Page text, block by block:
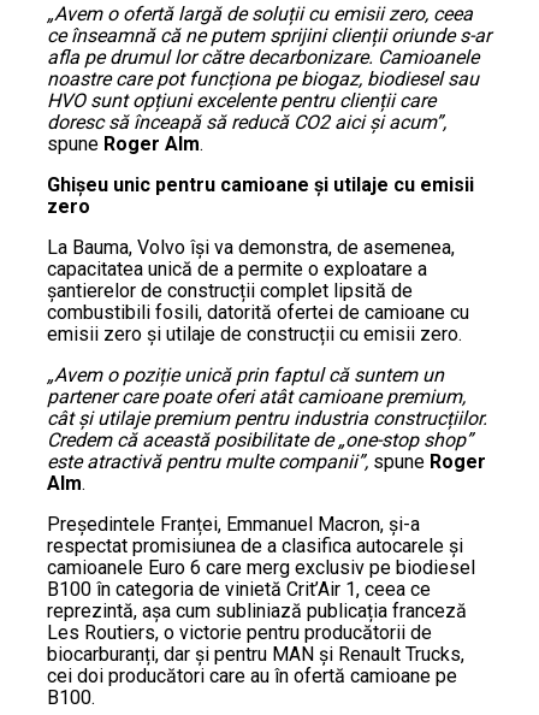
„Avem o ofertă largă de soluții cu emisii zero, ceea
ce înseamnă că ne putem sprijini clienții oriunde s-ar
afla pe drumul lor către decarbonizare. Camioanele
noastre care pot funcționa pe biogaz, biodiesel sau
HVO sunt opțiuni excelente pentru clienții care
doresc să înceapă să reducă CO2 aici și acum”,
spune Roger Alm.
Ghișeu unic pentru camioane și utilaje cu emisii
zero
La Bauma, Volvo își va demonstra, de asemenea,
capacitatea unică de a permite o exploatare a
șantierelor de construcții complet lipsită de
combustibili fosili, datorită ofertei de camioane cu
emisii zero și utilaje de construcții cu emisii zero.
„Avem o poziție unică prin faptul că suntem un
partener care poate oferi atât camioane premium,
cât și utilaje premium pentru industria construcțiilor.
Credem că această posibilitate de „one-stop shop”
este atractivă pentru multe companii”, spune Roger
Alm.
Președintele Franței, Emmanuel Macron, și-a
respectat promisiunea de a clasifica autocarele și
camioanele Euro 6 care merg exclusiv pe biodiesel
B100 în categoria de vinietă Crit’Air 1, ceea ce
reprezintă, așa cum subliniază publicația franceză
Les Routiers, o victorie pentru producătorii de
biocarburanți, dar și pentru MAN și Renault Trucks,
cei doi producători care au în ofertă camioane pe
B100.